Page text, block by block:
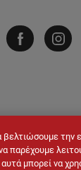
Site map
την
παρέχουμε
μπορεί να